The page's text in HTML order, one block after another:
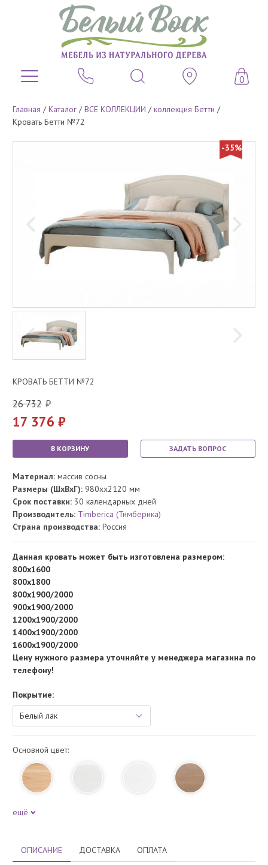
0
Главная /Каталог /ВСЕ КОЛЛЕКЦИИ /коллекция Бетти /
Кровать Бетти №72
-35%
КРОВАТЬ БЕТТИ №72
26 732
17 376
В КОРЗИНУ ЗАДАТЬ ВОПРОС
Материал: массив сосны
Размеры (ШхВхГ): 980xx2120 мм
Срок поставки: 30 календарных дней
Производитель: Timberica (Тимберика)
Страна производства: Россия
Данная кровать может быть изготовлена размером:
800х1600
800х1800
800х1900/2000
900х1900/2000
1200х1900/2000
1400х1900/2000
1600х1900/2000
Цену нужного размера уточняйте у менеджера магазина по
телефону!
Покрытие:
Основной цвет:
ещё
ОПИСАНИЕ ДОСТАВКА ОПЛАТА